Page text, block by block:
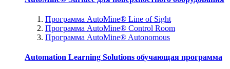
Программа AutoMine® Line of Sight
Программа AutoMine® Control Room
Программа AutoMine® Autonomous
Automation Learning Solutions обучающая программа